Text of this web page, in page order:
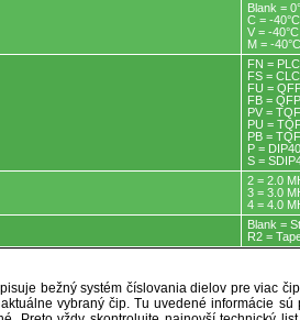
Blank =
C = -
V = -
M = -
FN =
FS =
FU =
FB =
PV =
PU =
PB =
P =
S =
2 = 2.0
3 = 3.0
4 = 4.0
Blank =
R2 =
bežný systém číslovania dielov pre viac
vybraný čip. Tu uvedené informácie